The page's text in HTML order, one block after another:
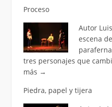
Proceso
Autor
escena
tres personajes que
más →
Piedra, papel y tijera